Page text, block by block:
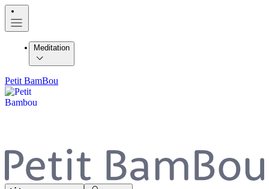
Meditation
Petit BamBou